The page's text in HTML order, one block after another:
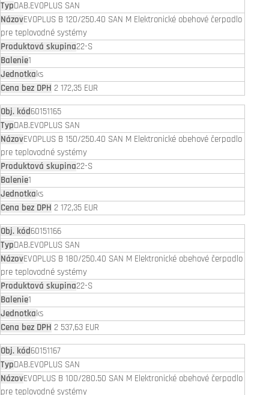
DAB.EVOPLUS SAN
EVOPLUS B 120/250.40 SAN M Elektronické obehové čerpadlo
pre teplovodné systémy
22-S
1
ks
2 172,35 EUR
60151165
DAB.EVOPLUS SAN
EVOPLUS B 150/250.40 SAN M Elektronické obehové čerpadlo
pre teplovodné systémy
22-S
1
ks
2 172,35 EUR
60151166
DAB.EVOPLUS SAN
EVOPLUS B 180/250.40 SAN M Elektronické obehové čerpadlo
pre teplovodné systémy
22-S
1
ks
2 537,63 EUR
60151167
DAB.EVOPLUS SAN
EVOPLUS B 100/280.50 SAN M Elektronické obehové čerpadlo
pre teplovodné systémy